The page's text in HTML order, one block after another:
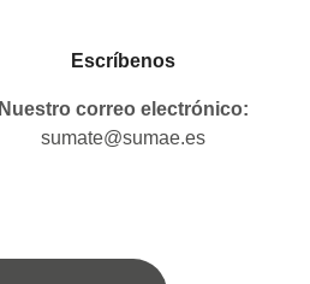
Escríbenos
Nuestro correo electrónico:
sumate@sumae.es